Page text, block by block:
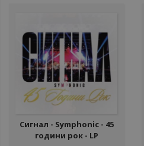
Сигнал - Symphonic - 45
години рок - LP